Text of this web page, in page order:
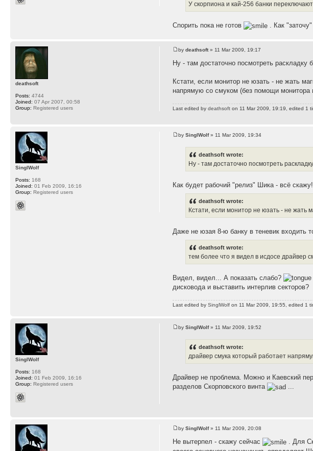
У скорпиона и кай-256 банки
Спорить пока не готов . Как
bydeathsoft» 11 Mar 2009, 19:17
Ну - там достаточно посмотреть раскладку
Кстати, если монитор не юзать - не жать
напрямую со смуком (без помощи монитора
Last edited bydeathsoft on 11 Mar 2009, 19:19, edited 1
deathsoft
Posts: 4744
Joined: 07 Apr 2007, 00:58
Group: Registered users
bySinglWolf» 11 Mar 2009, 19:34
deathsoft wrote:
Ну - там достаточно посмотреть
Как будет рабочий "релиз" Шика - всё скажу!
deathsoft wrote:
Кстати, если монитор не юзать - не жать
Даже не юзая 8-ю банку в теневик входить
deathsoft wrote:
тем более что я видел в исдосе драйвер
Видел, видел... А показать слабо?
дисковода и выставить интерлив секторов?
Last edited bySinglWolf on 11 Mar 2009, 19:55, edited 1
SinglWolf
Posts: 168
Joined: 01 Feb 2009, 16:16
Group: Registered users
bySinglWolf» 11 Mar 2009, 19:52
deathsoft wrote:
драйвер смука который работает
Драйвер не проблема. Можно и Каевский
разделов Скорповского винта
...
SinglWolf
Posts: 168
Joined: 01 Feb 2009, 16:16
Group: Registered users
bySinglWolf» 11 Mar 2009, 20:08
Не вытерпел - скажу сейчас
. Для